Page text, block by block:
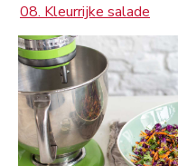
08. Kleurrijke salade